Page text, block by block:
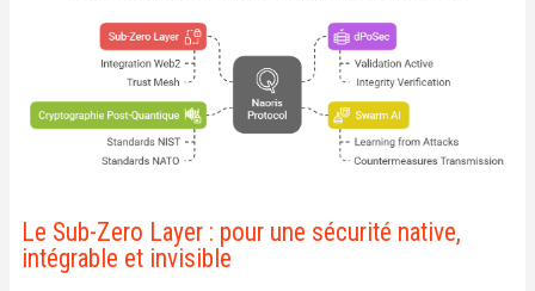
Le Sub-Zero Layer : pour une sécurité native,
intégrable et invisible